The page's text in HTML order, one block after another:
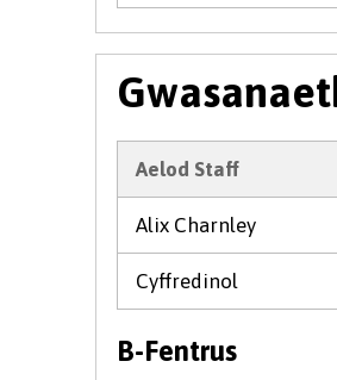
Aelod Staff
Alix Charnley
Cyffredinol
B-Fentrus